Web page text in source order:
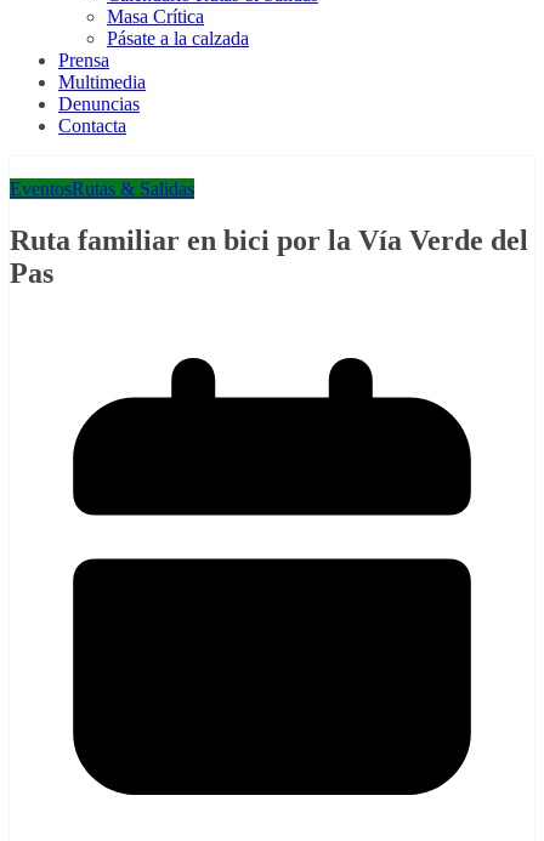
Masa Crítica
Pásate a la calzada
Prensa
Multimedia
Denuncias
Contacta
EventosRutas & Salidas
Ruta familiar en bici por la Vía Verde del
Pas